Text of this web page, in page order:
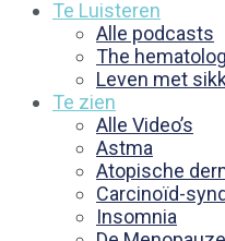
Te Luisteren
Alle podcasts
The
Leven met
Te zien
Alle Video’s
Astma
Atopische
Carcinoïd-
Insomnia